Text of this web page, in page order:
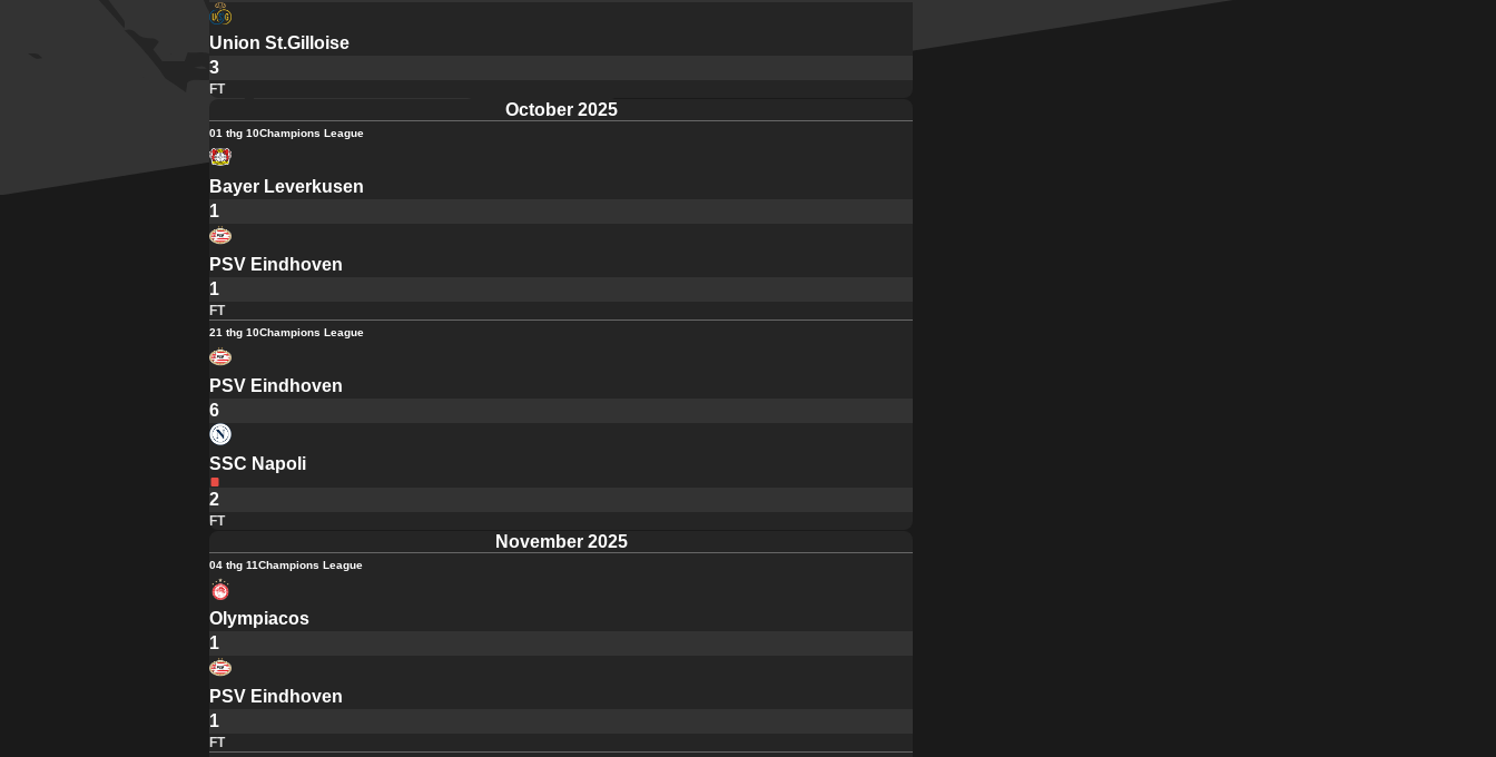
Union St.Gilloise
3
FT
October 2025
01 thg 10Champions League
Bayer Leverkusen
1
PSV Eindhoven
1
FT
21 thg 10Champions League
PSV Eindhoven
6
SSC Napoli
2
FT
November 2025
04 thg 11Champions League
Olympiacos
1
PSV Eindhoven
1
FT